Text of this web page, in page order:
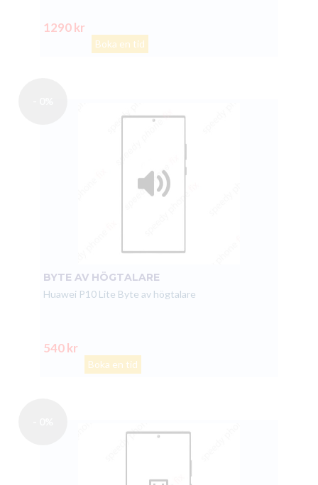
1290 kr
Boka en tid
BYTE AV HÖGTALARE
Huawei P10 Lite Byte av högtalare
540 kr
Boka en tid